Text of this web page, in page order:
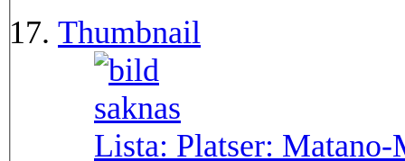
Thumbnail
Lista: Platser: Matano-